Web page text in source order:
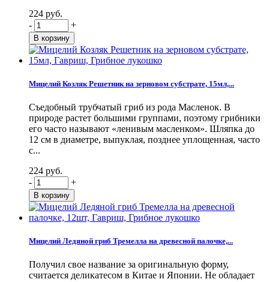
224 руб.
-
+
Мицелий Козляк Решетник на зерновом субстрате, 15мл,...
Съедобный трубчатый гриб из рода Масленок. В
природе растет большими группами, поэтому грибники
его часто называют «ленивым масленком». Шляпка до
12 см в диаметре, выпуклая, позднее уплощенная, часто
с...
224 руб.
-
+
Мицелий Ледяной гриб Тремелла на древесной палочке,...
Получил свое название за оригинальную форму,
считается деликатесом в Китае и Японии. Не обладает